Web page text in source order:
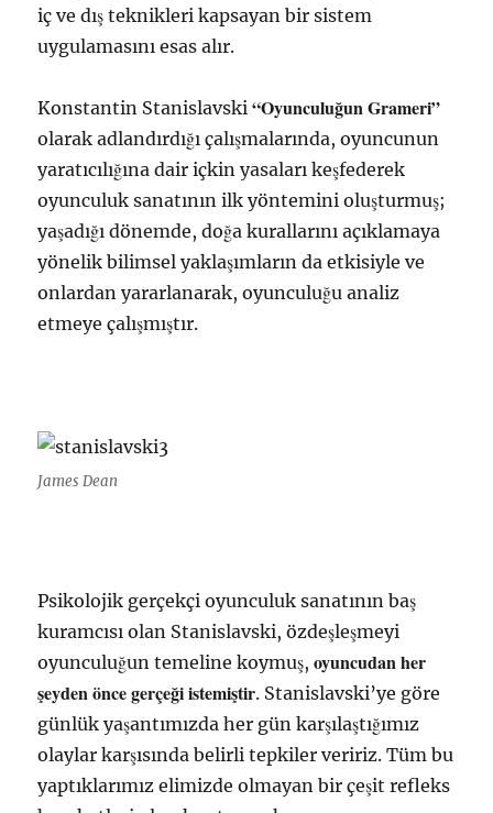
iç ve dış teknikleri kapsayan bir sistem
uygulamasını esas alır.
Konstantin Stanislavski“Oyunculuğun Grameri”
olarak adlandırdığı çalışmalarında, oyuncunun
yaratıcılığına dair içkin yasaları keşfederek
oyunculuk sanatının ilk yöntemini oluşturmuş;
yaşadığı dönemde, doğa kurallarını açıklamaya
yönelik bilimsel yaklaşımların da etkisiyle ve
onlardan yararlanarak, oyunculuğu analiz
etmeye çalışmıştır.
James Dean
Psikolojik gerçekçi oyunculuk sanatının baş
kuramcısı olan Stanislavski, özdeşleşmeyi
oyunculuğun temeline koymuş,oyuncudan her
şeyden önce gerçeği istemiştir. Stanislavski’ye göre
günlük yaşantımızda her gün karşılaştığımız
olaylar karşısında belirli tepkiler veririz. Tüm bu
yaptıklarımız elimizde olmayan bir çeşit refleks